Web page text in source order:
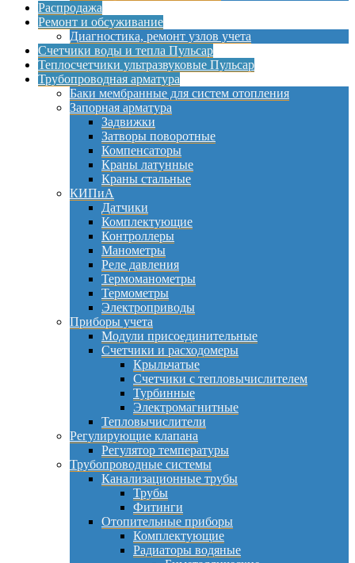
Распродажа
Ремонт и обсуживание
Диагностика, ремонт узлов учета
Счетчики воды и тепла Пульсар
Теплосчетчики ультразвуковые Пульсар
Трубопроводная арматура
Баки мембранные для систем отопления
Запорная арматура
Задвижки
Затворы поворотные
Компенсаторы
Краны латунные
Краны стальные
КИПиА
Датчики
Комплектующие
Контроллеры
Манометры
Реле давления
Термоманометры
Термометры
Электроприводы
Приборы учета
Модули присоединительные
Счетчики и расходомеры
Крыльчатые
Счетчики с тепловычислителем
Турбинные
Электромагнитные
Тепловычислители
Регулирующие клапана
Регулятор температуры
Трубопроводные системы
Канализационные трубы
Трубы
Фитинги
Отопительные приборы
Комплектующие
Радиаторы водяные